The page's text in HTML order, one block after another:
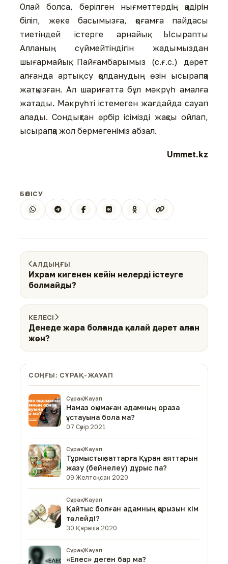
Олай болса, берілген нығметтердің қадірін
біліп, жеке басымызға, қоғамға пайдасы
тиетіндей істерге арнайық. Ысырапты
Алланың сүймейтіндігін жадымыздан
шығармайық. Пайғамбарымыз (с.ғ.с.) дәрет
алғанда артық су қолданудың өзін ысырапқа
жатқызған. Ал шариғатта бұл мәкрүһ амалға
жатады. Мәкрүһті істемеген жағдайда сауап
алады. Сондықтан әрбір ісімізді жақсы ойлап,
ысырапқа жол бермегеніміз абзал.
Ummet.kz
БӨЛІСУ
АЛДЫҢҒЫ
Ихрам кигенен кейін нелерді істеуге
болмайды?
КЕЛЕСІ
Денеде жара болғанда қалай дәрет алған
жөн?
СОҢҒЫ: СҰРАҚ-ЖАУАП
Сұрақ-Жауап
Намаз оқымаған адамның ораза
ұстауына бола ма?
07 Сәуір 2021
Сұрақ-Жауап
Тұрмыстық заттарға Құран аяттарын
жазу (бейнелеу) дұрыс па?
09 Желтоқсан 2020
Сұрақ-Жауап
Қайтыс болған адамның қарызын кім
төлейді?
30 Қараша 2020
Сұрақ-Жауап
«Елес» деген бар ма?